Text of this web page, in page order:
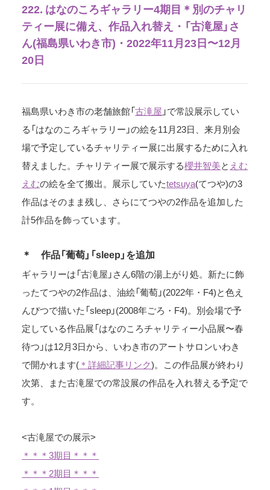
222. はなのころギャラリー4期目＊別のチャリ
ティー展に備え、作品入れ替え・「古滝屋」さ
ん(福島県いわき市)・2022年11月23日〜12月
20日
福島県いわき市の老舗旅館「古滝屋」で常設展示してい
る「はなのころギャラリー」の絵を11月23日、来月別会
場で予定しているチャリティー展に出展するために入れ
替えました。チャリティー展で展示する櫻井智美と えむ
えむの絵を全て搬出。展示していたtetsuya(てつや)の3
作品はそのまま残し、さらにてつやの2作品を追加した
計5作品を飾っています。
＊ 作品「葡萄」「sleep」を追加
ギャラリーは「古滝屋」さん6階の湯上がり処。新たに飾
ったてつやの2作品は、油絵「葡萄」(2022年・F4)と色え
んぴつで描いた「sleep」(2008年ごろ・F4)。別会場で予
定している作品展「はなのころチャリティー小品展〜春
待つ」は12月3日から、いわき市のアートサロンいわき
で開かれます(＊詳細記事リンク)。この作品展が終わり
次第、また古滝屋での常設展の作品を入れ替える予定で
す。
<古滝屋での展示>
＊＊＊3期目＊＊＊
＊＊＊2期目＊＊＊